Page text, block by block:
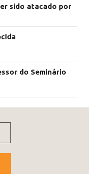
sido atacado por
do Seminário